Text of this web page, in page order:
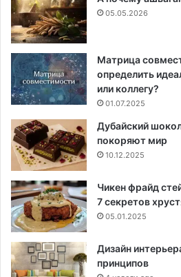
05.05.2026
Матрица
определить
или коллегу?
01.07.2025
Дубайский
покоряют мир
10.12.2025
Чикен фрайд
7 секретов
05.01.2025
Дизайн
принципов